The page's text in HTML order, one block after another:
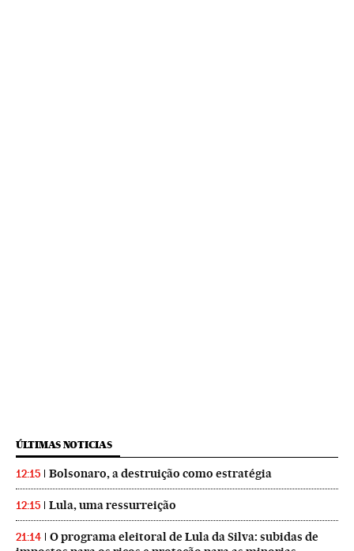
ÚLTIMAS NOTICIAS
12:15 Bolsonaro, a destruição como estratégia
12:15 Lula, uma ressurreição
21:14
O programa eleitoral de Lula da Silva: subidas de